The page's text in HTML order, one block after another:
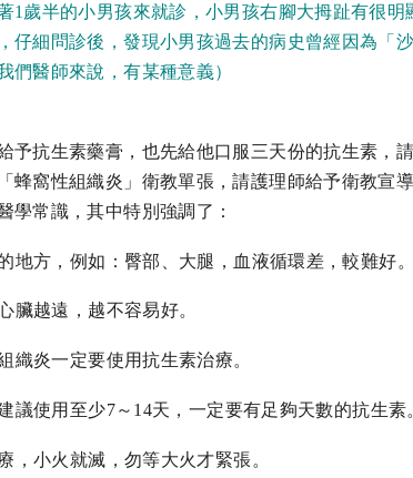
1歲半的小男孩來就診，小男孩右腳大拇趾有很
仔細問診後，發現小男孩過去的病史曾經因為「
們醫師來說，有某種意義）
予抗生素藥膏，也先給他口服三天份的抗生素，
蜂窩性組織炎」衛教單張，請護理師給予衛教宣
學常識，其中特別強調了：
地方，例如：臀部、大腿，血液循環差，較難好。
臟越遠，越不容易好。
織炎一定要使用抗生素治療。
議使用至少7～14天，一定要有足夠天數的抗生素
，小火就滅，勿等大火才緊張。